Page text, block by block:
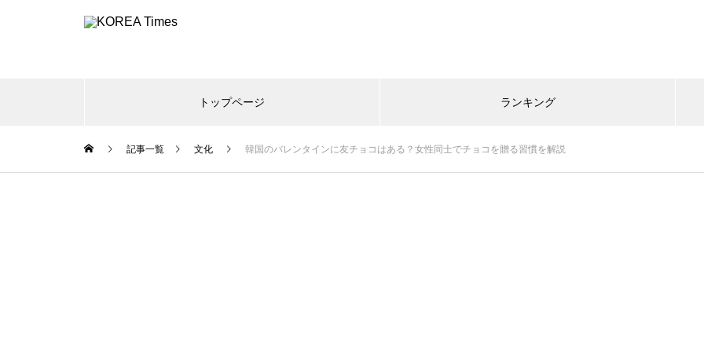
トップページ ランキング
記事一覧 文化 韓国のバレンタインに友チョコはある？女性同士でチョコを贈る習慣を解説